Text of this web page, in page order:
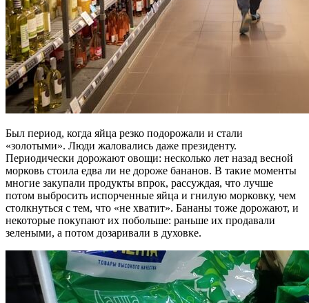
Был период, когда яйца резко подорожали и стали
«золотыми». Люди жаловались даже президенту.
Периодически дорожают овощи: несколько лет назад весной
морковь стоила едва ли не дороже бананов. В такие моменты
многие закупали продукты впрок, рассуждая, что лучше
потом выбросить испорченные яйца и гнилую морковку, чем
столкнуться с тем, что «не хватит». Бананы тоже дорожают, и
некоторые покупают их побольше: раньше их продавали
зелеными, а потом дозаривали в духовке.